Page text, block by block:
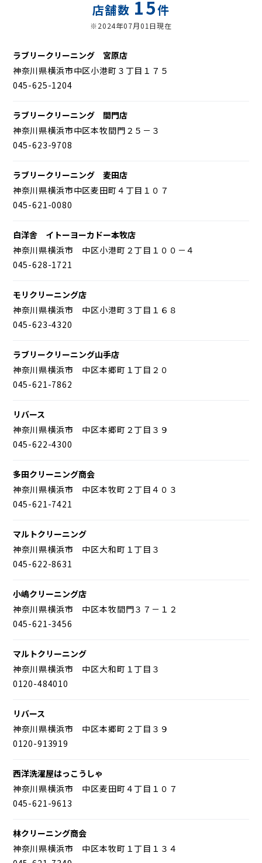
店舗数 15件
※2024年07月01日現在
ラブリークリーニング 宮原店
神奈川県横浜市中区小港町３丁目１７５
045-625-1204
ラブリークリーニング 間門店
神奈川県横浜市中区本牧間門２５－３
045-623-9708
ラブリークリーニング 麦田店
神奈川県横浜市中区麦田町４丁目１０７
045-621-0080
白洋舎 イトーヨーカドー本牧店
神奈川県横浜市 中区小港町２丁目１００－４
045-628-1721
モリクリーニング店
神奈川県横浜市 中区小港町３丁目１６８
045-623-4320
ラブリークリーニング山手店
神奈川県横浜市 中区本郷町１丁目２０
045-621-7862
リバース
神奈川県横浜市 中区本郷町２丁目３９
045-622-4300
多田クリーニング商会
神奈川県横浜市 中区本牧町２丁目４０３
045-621-7421
マルトクリーニング
神奈川県横浜市 中区大和町１丁目３
045-622-8631
小嶋クリーニング店
神奈川県横浜市 中区本牧間門３７－１２
045-621-3456
マルトクリーニング
神奈川県横浜市 中区大和町１丁目３
0120-484010
リバース
神奈川県横浜市 中区本郷町２丁目３９
0120-913919
西洋洗濯屋はっこうしゃ
神奈川県横浜市 中区麦田町４丁目１０７
045-621-9613
林クリーニング商会
神奈川県横浜市 中区本牧町１丁目１３４